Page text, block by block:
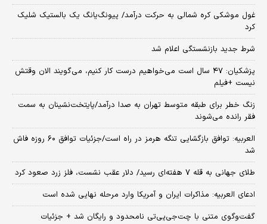
غول موشکی کره شمالی به حرکت درآمد/ پیونگ‌یانگ یک بالستیک شلیک
کرد
شرط جدید بازنشستگی اعلام شد
پزشکیان: ۴۷ سال است می‌خواهیم درست کار کنیم، می‌گویند الان وقتش
نیست +فیلم
زنگ خطر برای طبقه متوسط تهران به صدا درآمد/پایتخت‌نشینان به سمت
فقر رانده می‌شوند
العربیه: توافق بازگشایی تنگه هرمز در راه است/جزئیات توافق ۶۰ روزه فاش
شد
طلای جهانی به قله ۷ هفته‌ای رسید/ دلار عقب نشست، فلز زرد صعود کرد
ادعای العربیه: مذاکرات ایران و آمریکا وارد مرحله نهایی شده است
گفت‌وگوی متنی با چت‌جی‌پی‌تی نامحدود و رایگان شد + جزئیات